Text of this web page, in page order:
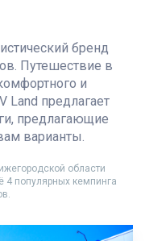
бренд
Путешествие в
и
Land предлагает
предлагающие
варианты.
области
4 популярных кемпинга